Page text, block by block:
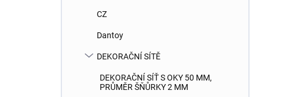
CZ
Dantoy
DEKORAČNÍ SÍTĚ
DEKORAČNÍ SÍŤ S OKY 50 MM,
PRŮMĚR ŠŇŮRKY 2 MM